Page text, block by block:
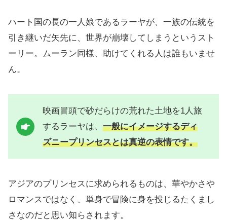
ハート国の長の一人娘であるラーヤが、一族の伝統を
引き継いだ矢先に、世界が崩壊してしまうというスト
ーリー。ムーラン同様、助けてくれる人は誰もいませ
ん。
映画冒頭で砂だらけの荒れた土地を1人旅
するラーヤは、 一般にイメージするディ
ズニープリンセスとは真逆の表情です。
アジアのプリンセスに求められるものは、華やかさや
ロマンスではなく、単身で冒険に身を投じるたくまし
さなのだと思い知らされます。